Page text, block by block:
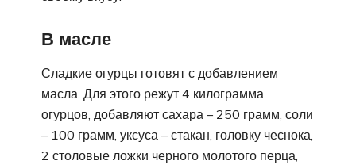
В масле
Сладкие огурцы готовят с добавлением
масла. Для этого режут 4 килограмма
огурцов, добавляют сахара – 250 грамм, соли
– 100 грамм, уксуса – стакан, головку чеснока,
2 столовые ложки черного молотого перца,